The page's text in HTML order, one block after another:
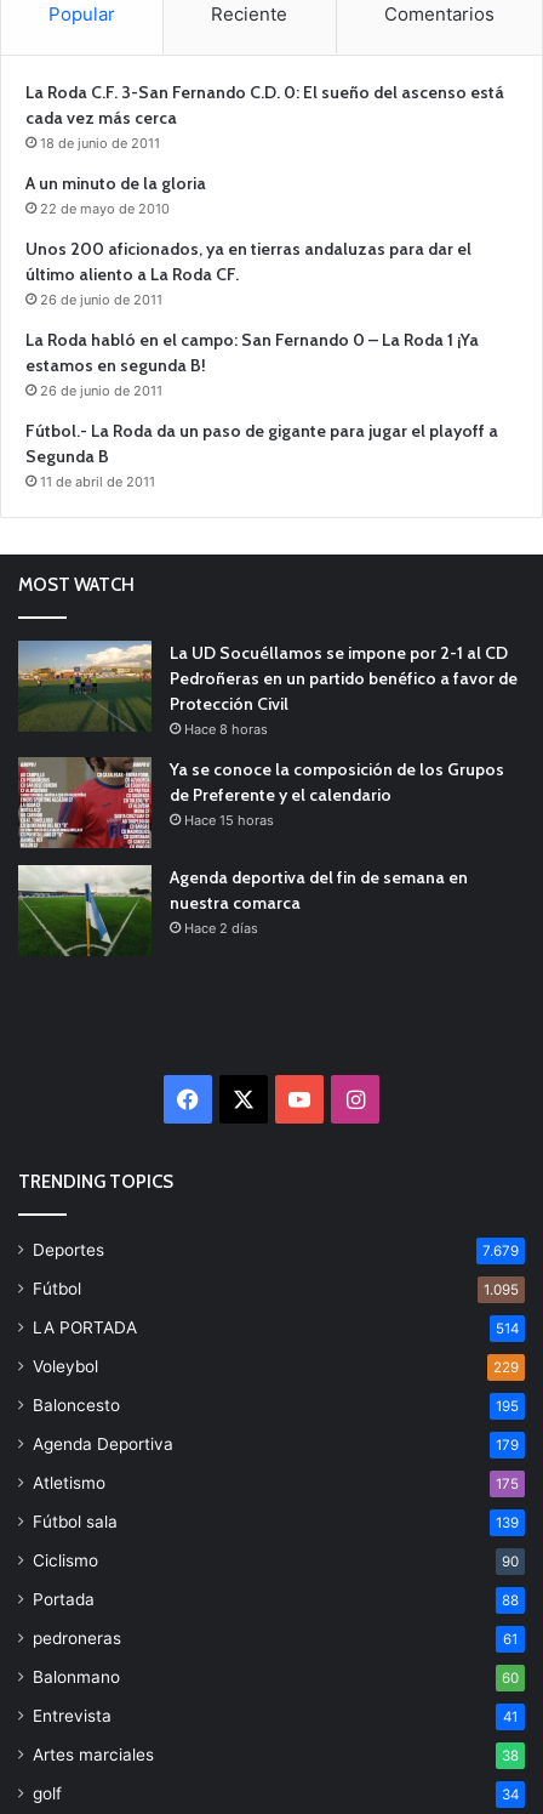
Popular Reciente Comentarios
La Roda C.F. 3-San Fernando C.D. 0: El sueño del ascenso está
cada vez más cerca
18 de junio de 2011
A un minuto de la gloria
22 de mayo de 2010
Unos 200 aficionados, ya en tierras andaluzas para dar el
último aliento a La Roda CF.
26 de junio de 2011
La Roda habló en el campo: San Fernando 0 – La Roda 1 ¡Ya
estamos en segunda B!
26 de junio de 2011
Fútbol.- La Roda da un paso de gigante para jugar el playoff a
Segunda B
11 de abril de 2011
MOST WATCH
La UD Socuéllamos se impone por 2-1 al CD
Pedroñeras en un partido benéfico a favor de
Protección Civil
Hace 8 horas
Ya se conoce la composición de los Grupos
de Preferente y el calendario
Hace 15 horas
Agenda deportiva del fin de semana en
nuestra comarca
Hace 2 días
Facebook YouTubeInstagram
TRENDING TOPICS
Deportes 7.679
Fútbol 1.095
LA PORTADA 514
Voleybol 229
Baloncesto 195
Agenda Deportiva 179
Atletismo 175
Fútbol sala 139
Ciclismo 90
Portada 88
pedroneras 61
Balonmano 60
Entrevista 41
Artes marciales 38
golf 34